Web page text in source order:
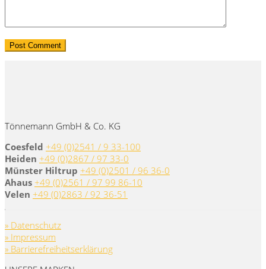
Tönnemann GmbH & Co. KG
Coesfeld +49 (0)2541 / 9 33-100
Heiden +49 (0)2867 / 97 33-0
Münster Hiltrup +49 (0)2501 / 96 36-0
Ahaus +49 (0)2561 / 97 99 86-10
Velen +49 (0)2863 / 92 36-51
» Datenschutz
» Impressum
» Barrierefreiheitserklärung